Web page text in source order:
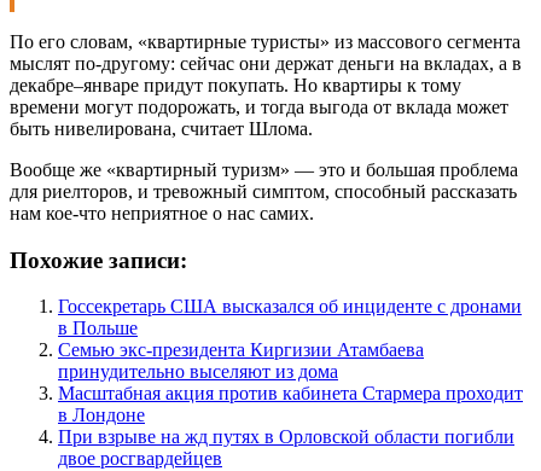
По его словам, «квартирные туристы» из массового сегмента
мыслят по-другому: сейчас они держат деньги на вкладах, а в
декабре–январе придут покупать. Но квартиры к тому
времени могут подорожать, и тогда выгода от вклада может
быть нивелирована, считает Шлома.
Вообще же «квартирный туризм» — это и большая проблема
для риелторов, и тревожный симптом, способный рассказать
нам кое-что неприятное о нас самих.
Похожие записи:
Госсекретарь США высказался об инциденте с дронами
в Польше
Семью экс-президента Киргизии Атамбаева
принудительно выселяют из дома
Масштабная акция против кабинета Стармера проходит
в Лондоне
При взрыве на жд путях в Орловской области погибли
двое росгвардейцев